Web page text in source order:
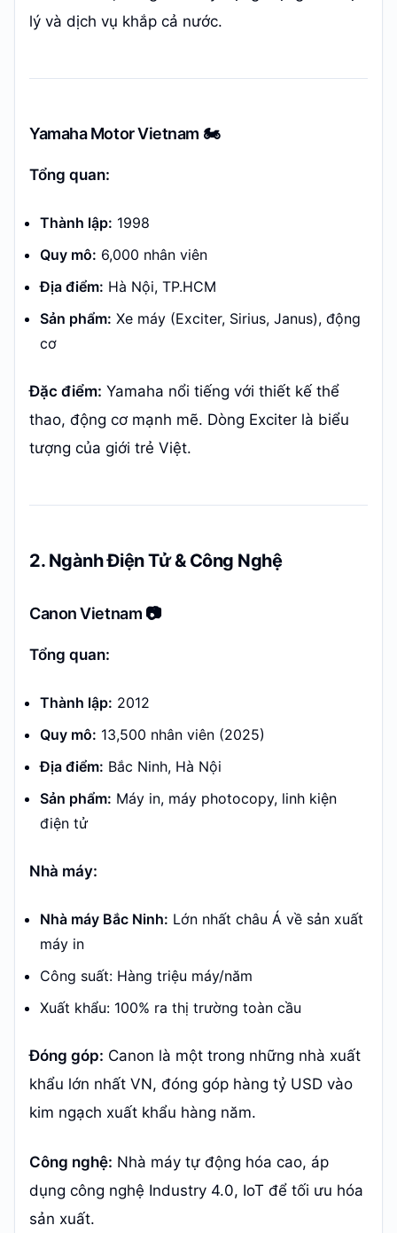
lý và dịch vụ khắp cả nước.
Yamaha Motor Vietnam 🏍️
Tổng quan:
Thành lập: 1998
Quy mô: 6,000 nhân viên
Địa điểm: Hà Nội, TP.HCM
Sản phẩm: Xe máy (Exciter, Sirius, Janus), động
cơ
Đặc điểm: Yamaha nổi tiếng với thiết kế thể
thao, động cơ mạnh mẽ. Dòng Exciter là biểu
tượng của giới trẻ Việt.
2. Ngành Điện Tử & Công Nghệ
Canon Vietnam 📷
Tổng quan:
Thành lập: 2012
Quy mô: 13,500 nhân viên (2025)
Địa điểm: Bắc Ninh, Hà Nội
Sản phẩm: Máy in, máy photocopy, linh kiện
điện tử
Nhà máy:
Nhà máy Bắc Ninh: Lớn nhất châu Á về sản xuất
máy in
Công suất: Hàng triệu máy/năm
Xuất khẩu: 100% ra thị trường toàn cầu
Đóng góp: Canon là một trong những nhà xuất
khẩu lớn nhất VN, đóng góp hàng tỷ USD vào
kim ngạch xuất khẩu hàng năm.
Công nghệ: Nhà máy tự động hóa cao, áp
dụng công nghệ Industry 4.0, IoT để tối ưu hóa
sản xuất.